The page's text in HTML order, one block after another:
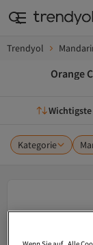
Trendyol
Orange
Kategorie